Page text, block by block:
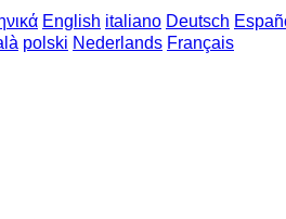
English italiano Deutsch
polski Nederlands Français